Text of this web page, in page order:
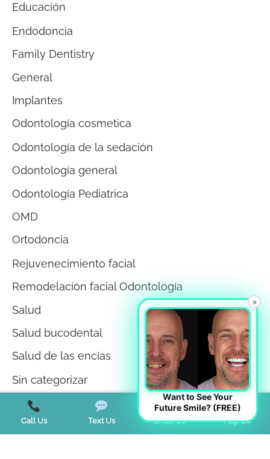
Educación
Endodoncia
Family Dentistry
General
Implantes
Odontología cosmetica
Odontología de la sedación
Odontología general
Odontología Pediatrica
OMD
Ortodoncia
Rejuvenecimiento facial
Remodelación facial Odontología
Salud
Salud bucodental
Salud de las encías
Sin categorizar
Teeth Whitening
Tendencias
Call Us Text Us Email Us Map Us
×
Want to See Your
Future Smile? (FREE)